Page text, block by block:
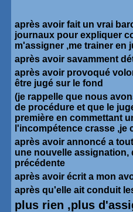
après avoir fait un vrai
journaux pour expliquer
m'assigner ,me trainer en
après avoir savamment
après avoir provoqué
être jugé sur le fond
(je rappelle que nous
de procédure et que le
première en commettant
l'incompétence crasse ,je
après avoir annoncé a
une nouvelle assignation,
précédente
après avoir écrit a mon
après qu'elle ait conduit
plus rien ,plus